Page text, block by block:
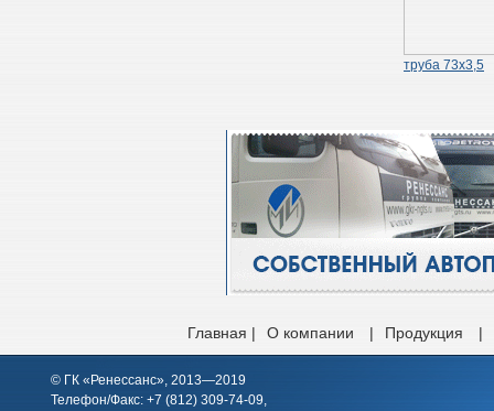
труба 73х3,5
Главная | О компании | Продукция |
© ГК «Ренессанс», 2013—2019
Телефон/Факс: +7 (812) 309-74-09,